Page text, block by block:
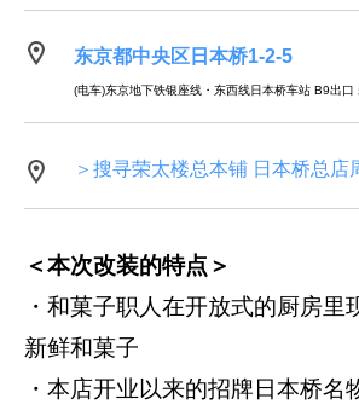
东京都中央区日本桥1-2-5
(电车)东京地下铁银座线・东西线日本桥车站 B9出口
＞搜寻荣太楼总本铺 日本桥总店
＜本次改装的特点＞
・和菓子职人在开放式的厨房里
新鲜和菓子
・本店开业以来的招牌日本桥名